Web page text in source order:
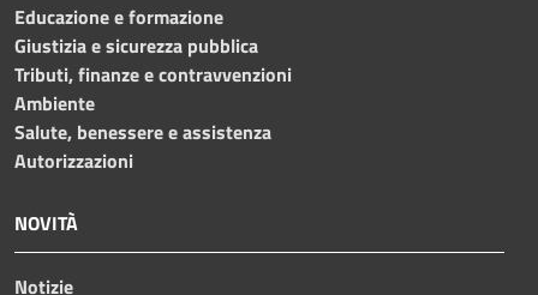
Educazione e formazione
Giustizia e sicurezza pubblica
Tributi, finanze e contravvenzioni
Ambiente
Salute, benessere e assistenza
Autorizzazioni
NOVITÀ
Notizie